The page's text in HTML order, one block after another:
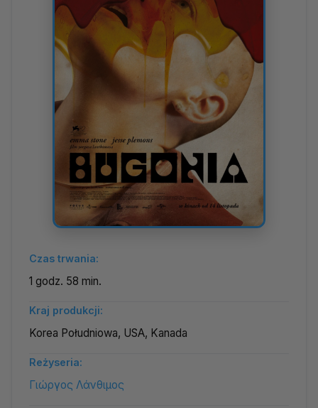
Czas trwania:
1 godz. 58 min.
Kraj produkcji:
Korea Południowa, USA, Kanada
Reżyseria:
Γιώργος Λάνθιμος